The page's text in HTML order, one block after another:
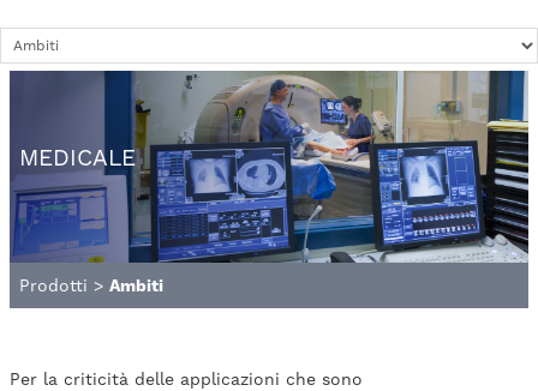
MEDICALE
Prodotti > Ambiti
Per la criticità delle applicazioni che sono